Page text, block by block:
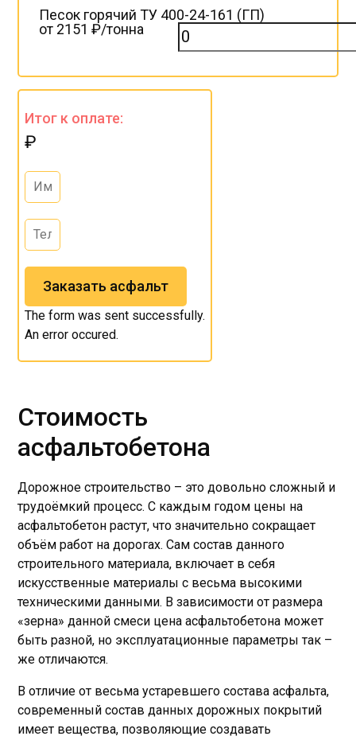
Песок горячий ТУ 400-24-161 (ГП)
от 2151 ₽/тонна
Итог к оплате:
₽
Заказать асфальт
The form was sent successfully.
An error occured.
Стоимость
асфальтобетона
Дорожное строительство – это довольно сложный и
трудоёмкий процесс. С каждым годом цены на
асфальтобетон растут, что значительно сокращает
объём работ на дорогах. Сам состав данного
строительного материала, включает в себя
искусственные материалы с весьма высокими
техническими данными. В зависимости от размера
«зерна» данной смеси цена асфальтобетона может
быть разной, но эксплуатационные параметры так –
же отличаются.
В отличие от весьма устаревшего состава асфальта,
современный состав данных дорожных покрытий
имеет вещества, позволяющие создавать